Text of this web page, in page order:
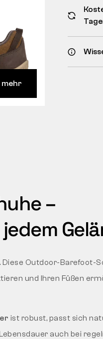
mehr
–
Outdoor-Barefoot-
und Ihren Füßen
ist robust, passt sich
auch bei